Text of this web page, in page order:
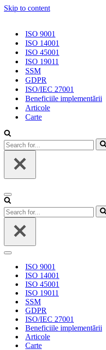
Skip to content
ISO 9001
ISO 14001
ISO 45001
ISO 19011
SSM
GDPR
ISO/IEC 27001
Beneficiile implementării
Articole
Carte
Search
for...
Navigation
Menu
Search
for...
Navigation
ISO 9001
ISO 14001
ISO 45001
ISO 19011
SSM
GDPR
ISO/IEC 27001
Beneficiile implementării
Articole
Carte